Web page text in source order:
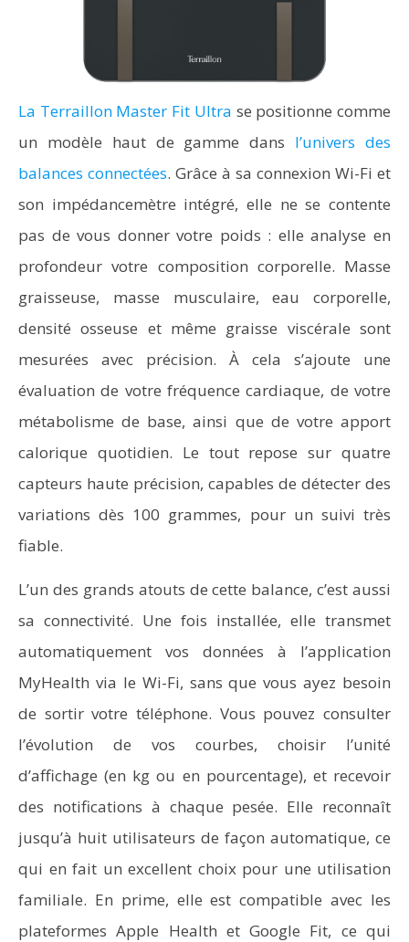
La Terraillon Master Fit Ultra se positionne comme
un modèle haut de gamme dans l’univers des
balances connectées. Grâce à sa connexion Wi-Fi et
son impédancemètre intégré, elle ne se contente
pas de vous donner votre poids : elle analyse en
profondeur votre composition corporelle. Masse
graisseuse, masse musculaire, eau corporelle,
densité osseuse et même graisse viscérale sont
mesurées avec précision. À cela s’ajoute une
évaluation de votre fréquence cardiaque, de votre
métabolisme de base, ainsi que de votre apport
calorique quotidien. Le tout repose sur quatre
capteurs haute précision, capables de détecter des
variations dès 100 grammes, pour un suivi très
fiable.
L’un des grands atouts de cette balance, c’est aussi
sa connectivité. Une fois installée, elle transmet
automatiquement vos données à l’application
MyHealth via le Wi-Fi, sans que vous ayez besoin
de sortir votre téléphone. Vous pouvez consulter
l’évolution de vos courbes, choisir l’unité
d’affichage (en kg ou en pourcentage), et recevoir
des notifications à chaque pesée. Elle reconnaît
jusqu’à huit utilisateurs de façon automatique, ce
qui en fait un excellent choix pour une utilisation
familiale. En prime, elle est compatible avec les
plateformes Apple Health et Google Fit, ce qui